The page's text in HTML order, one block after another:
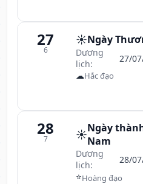
27
6
☀️Ngày
Dương
lịch:
27/
☁Hắc đạo
28
7 ☀️Ngày
Nam
Dương
lịch:
28/
⭐Hoàng đạo